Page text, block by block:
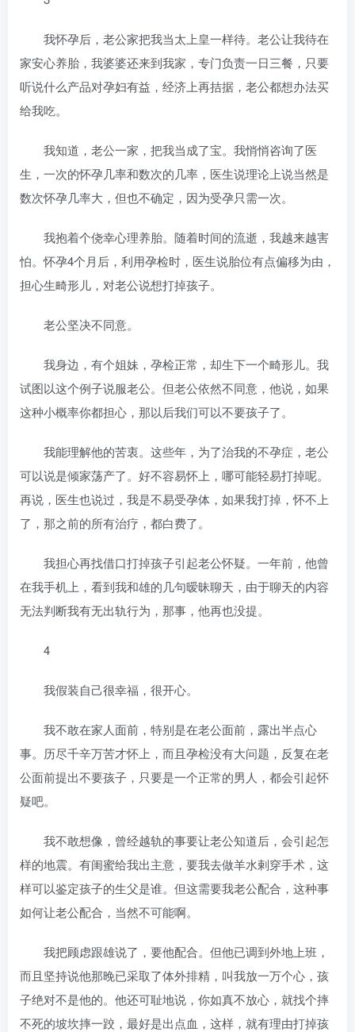
我怀孕后，老公家把我当太上皇一样待。老公让我待在
家安心养胎，我婆婆还来到我家，专门负责一日三餐，只要
听说什么产品对孕妇有益，经济上再拮据，老公都想办法买
给我吃。
我知道，老公一家，把我当成了宝。我悄悄咨询了医
生，一次的怀孕几率和数次的几率，医生说理论上说当然是
数次怀孕几率大，但也不确定，因为受孕只需一次。
我抱着个侥幸心理养胎。随着时间的流逝，我越来越害
怕。怀孕4个月后，利用孕检时，医生说胎位有点偏移为由，
担心生畸形儿，对老公说想打掉孩子。
老公坚决不同意。
我身边，有个姐妹，孕检正常，却生下一个畸形儿。我
试图以这个例子说服老公。但老公依然不同意，他说，如果
这种小概率你都担心，那以后我们可以不要孩子了。
我能理解他的苦衷。这些年，为了治我的不孕症，老公
可以说是倾家荡产了。好不容易怀上，哪可能轻易打掉呢。
再说，医生也说过，我是不易受孕体，如果我打掉，怀不上
了，那之前的所有治疗，都白费了。
我担心再找借口打掉孩子引起老公怀疑。一年前，他曾
在我手机上，看到我和雄的几句暧昧聊天，由于聊天的内容
无法判断我有无出轨行为，那事，他再也没提。
4
我假装自己很幸福，很开心。
我不敢在家人面前，特别是在老公面前，露出半点心
事。历尽千辛万苦才怀上，而且孕检没有大问题，反复在老
公面前提出不要孩子，只要是一个正常的男人，都会引起怀
疑吧。
我不敢想像，曾经越轨的事要让老公知道后，会引起怎
样的地震。有闺蜜给我出主意，要我去做羊水剌穿手术，这
样可以鉴定孩子的生父是谁。但这需要我老公配合，这种事
如何让老公配合，当然不可能啊。
我把顾虑跟雄说了，要他配合。但他已调到外地上班，
而且坚持说他那晚已采取了体外排精，叫我放一万个心，孩
子绝对不是他的。他还可耻地说，你如真不放心，就找个摔
不死的坡坎摔一跤，最好是出点血，这样，就有理由打掉孩